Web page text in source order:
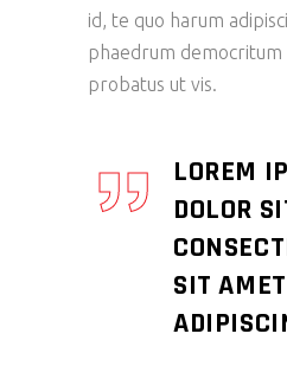
id, te quo harum
phaedrum democritum
probatus ut vis.
LOREM
DOLOR
SIT